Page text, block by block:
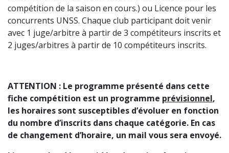
compétition de la saison en cours.) ou Licence pour les
concurrents UNSS. Chaque club participant doit venir
avec 1 juge/arbitre à partir de 3 compétiteurs inscrits et
2 juges/arbitres à partir de 10 compétiteurs inscrits.
ATTENTION : Le programme présenté dans cette
fiche compétition est un programme prévisionnel,
les horaires sont susceptibles d’évoluer en fonction
du nombre d’inscrits dans chaque catégorie. En cas
de changement d’horaire, un mail vous sera envoyé.